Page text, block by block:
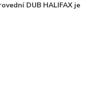
DUB HALIFAX je